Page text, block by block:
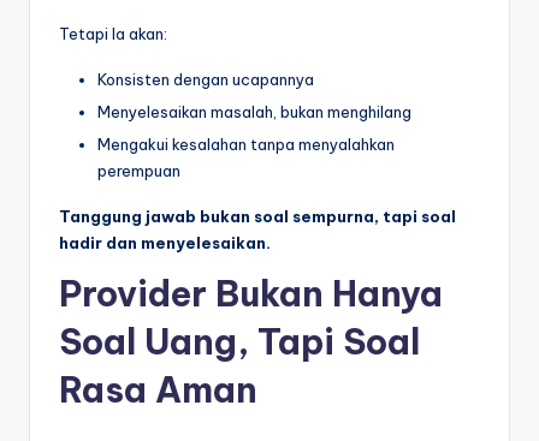
Tetapi Ia akan:
Konsisten dengan ucapannya
Menyelesaikan masalah, bukan menghilang
Mengakui kesalahan tanpa menyalahkan
perempuan
Tanggung jawab bukan soal sempurna, tapi soal
hadir dan menyelesaikan.
Provider Bukan Hanya
Soal Uang, Tapi Soal
Rasa Aman